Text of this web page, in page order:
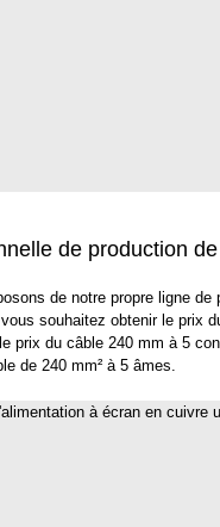
de production
de notre propre ligne
souhaitez obtenir le prix
prix du câble 240 mm à 5
de 240 mm² à 5 âmes.